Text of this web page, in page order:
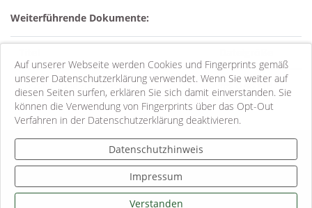
Auf unserer Webseite werden Cookies und Fingerprints gemäß
unserer Datenschutzerklärung verwendet. Wenn Sie weiter auf
diesen Seiten surfen, erklären Sie sich damit einverstanden. Sie
können die Verwendung von Fingerprints über das Opt-Out
Verfahren in der Datenschutzerklärung deaktivieren.
Datenschutzhinweis
Impressum
Verstanden
Weiterführende Dokumente:
Kurzanleitung zur Bauplatzbörse 0.48 MB
Impressum
Informationspflichten